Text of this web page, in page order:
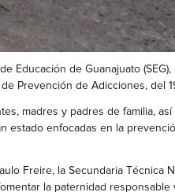
Educación de Guanajuato
Prevención de Adicciones, del
madres y padres de familia,
estado enfocadas en la
Freire, la Secundaria Técnica
la paternidad